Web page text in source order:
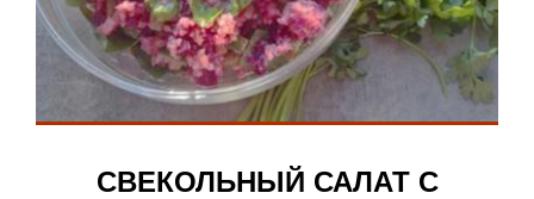
СВЕКОЛЬНЫЙ САЛАТ С